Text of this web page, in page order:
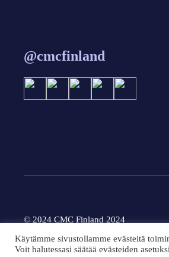
@cmcfinland
© 2024 CMC Finland 2024
Käytämme sivustollamme evästeitä
Voit halutessasi säätää evästeiden